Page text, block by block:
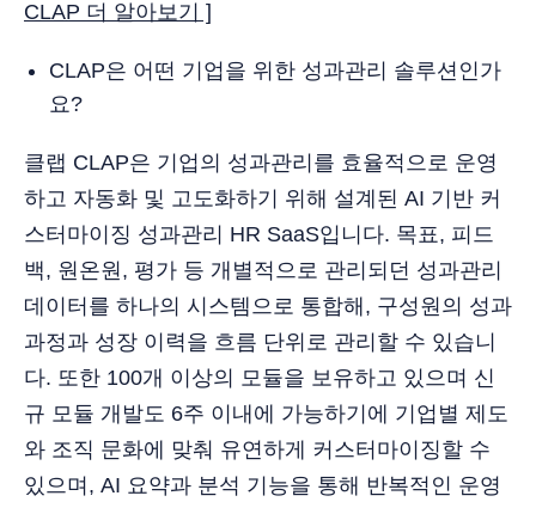
CLAP 더 알아보기 ]
CLAP은 어떤 기업을 위한 성과관리 솔루션인가
요?
클랩 CLAP은 기업의 성과관리를 효율적으로 운영
하고 자동화 및 고도화하기 위해 설계된 AI 기반 커
스터마이징 성과관리 HR SaaS입니다. 목표, 피드
백, 원온원, 평가 등 개별적으로 관리되던 성과관리
데이터를 하나의 시스템으로 통합해, 구성원의 성과
과정과 성장 이력을 흐름 단위로 관리할 수 있습니
다. 또한 100개 이상의 모듈을 보유하고 있으며 신
규 모듈 개발도 6주 이내에 가능하기에 기업별 제도
와 조직 문화에 맞춰 유연하게 커스터마이징할 수
있으며, AI 요약과 분석 기능을 통해 반복적인 운영